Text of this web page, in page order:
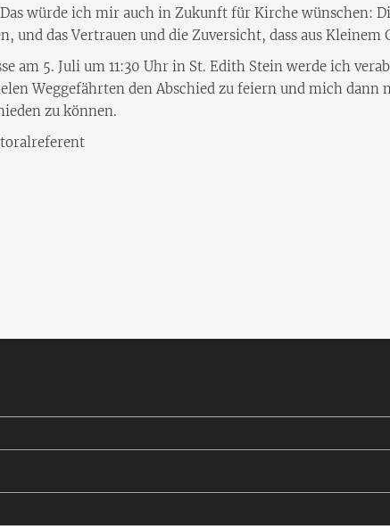
würde ich mir auch in Zukunft für Kirche wünschen:
und das Vertrauen und die Zuversicht, dass aus Kleinem
am 5. Juli um 11:30 Uhr in St. Edith Stein werde ich
Weggefährten den Abschied zu feiern und mich dann
zu können.